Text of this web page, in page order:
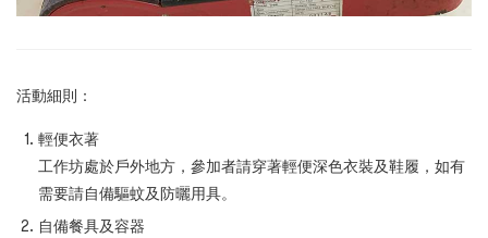
活動細則：
輕便衣著
工作坊處於戶外地方 ，參加者請穿著輕便深色衣裝及鞋履，如有
需要請自備驅蚊及防曬用具。
自備餐具及容器